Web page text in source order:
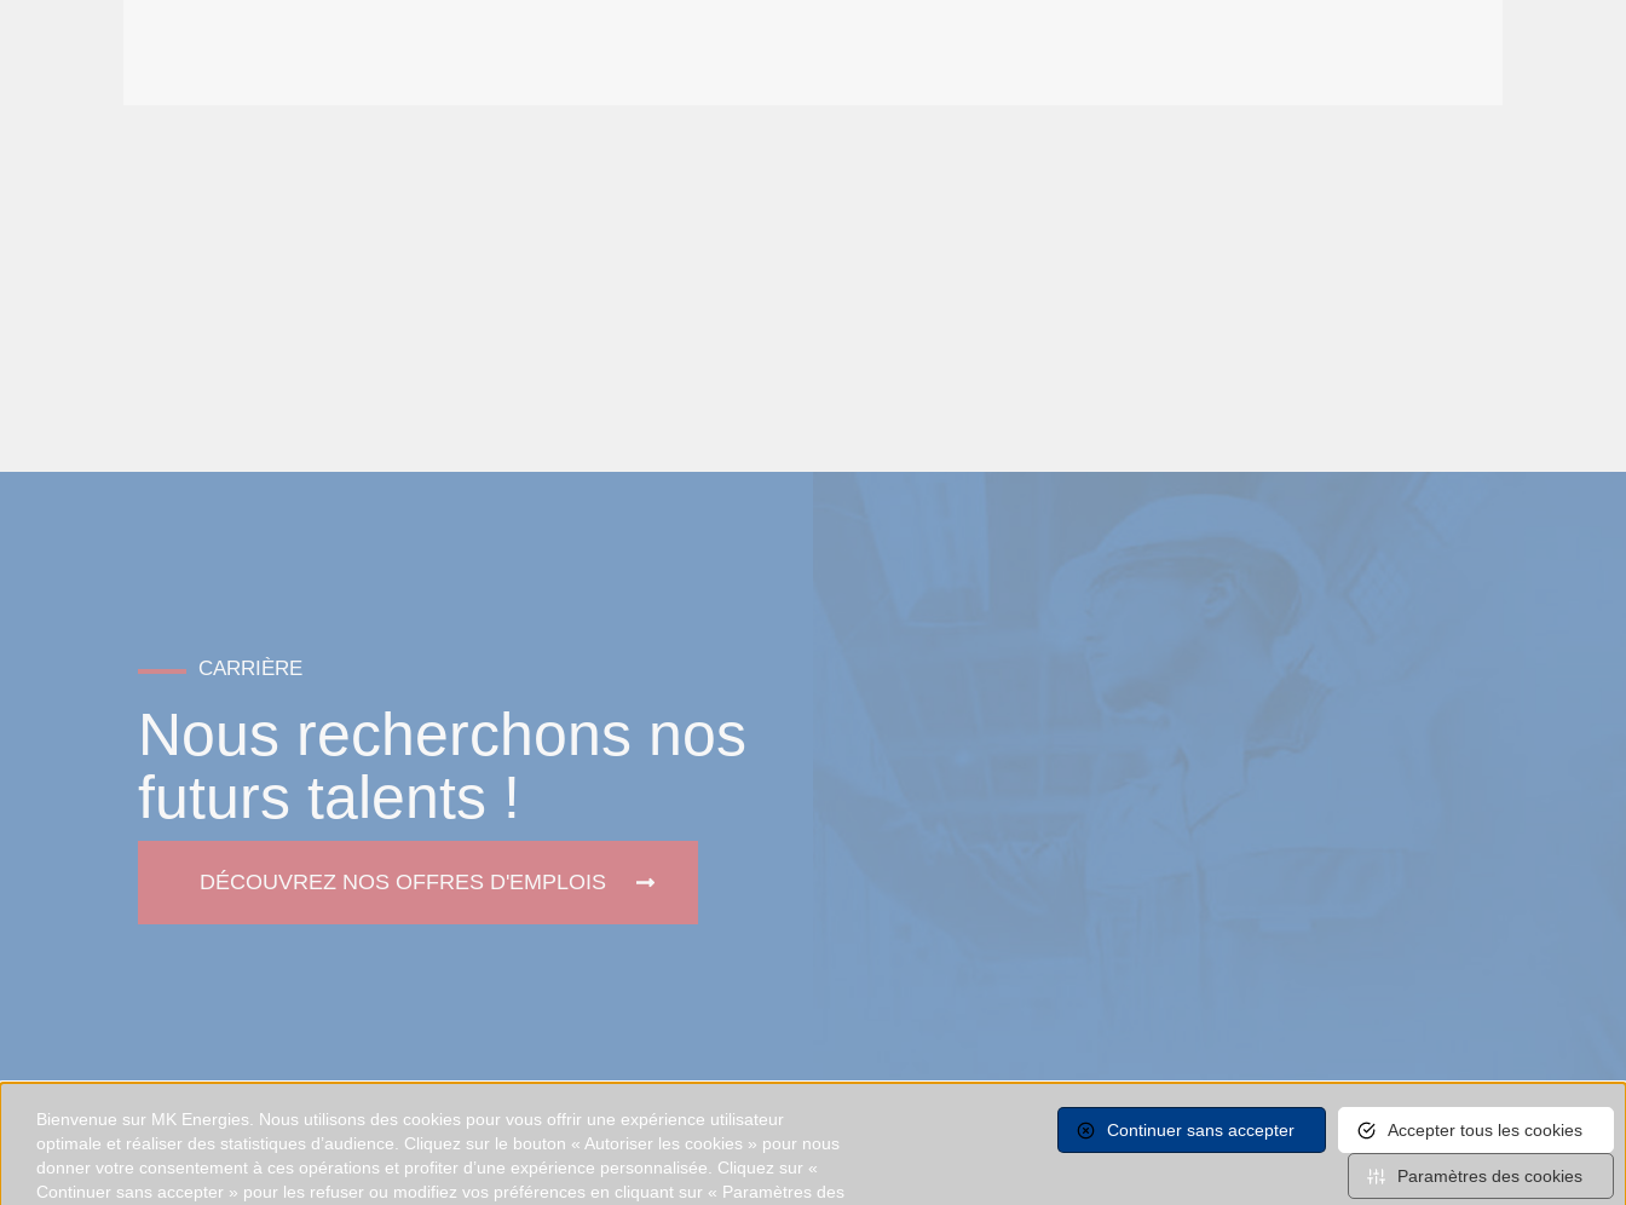
Nous recherchons nos
futurs talents !
CARRIÈRE
DÉCOUVREZ NOS OFFRES D'EMPLOIS
Nous contacter
Bienvenue sur MK Energies. Nous utilisons des cookies pour vous offrir une expérience utilisateur
optimale et réaliser des statistiques d’audience. Cliquez sur le bouton « Autoriser les cookies » pour nous
donner votre consentement à ces opérations et profiter d’une expérience personnalisée. Cliquez sur «
Continuer sans accepter » pour les refuser ou modifiez vos préférences en cliquant sur « Paramètres des
Accepter tous les cookies
Continuer sans accepter
Paramètres des cookies